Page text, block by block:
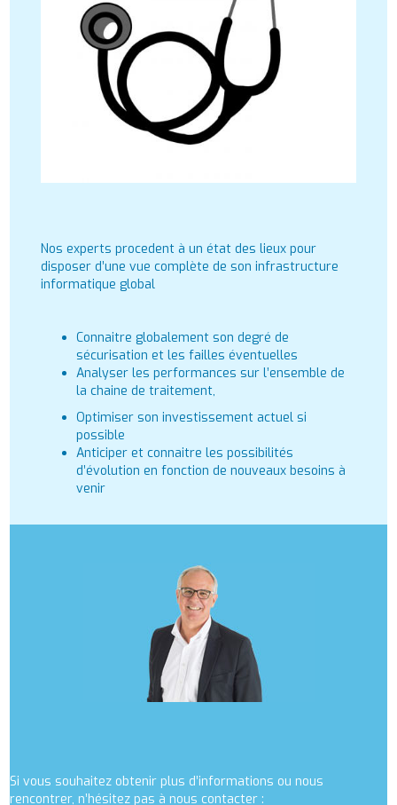
Nos experts procedent à un état des lieux pour
disposer d’une vue complète de son infrastructure
informatique global
Connaitre globalement son degré de
sécurisation et les failles éventuelles
Analyser les performances sur l’ensemble de
la chaine de traitement,
Optimiser son investissement actuel si
possible
Anticiper et connaitre les possibilités
d’évolution en fonction de nouveaux besoins à
venir
Si vous souhaitez obtenir plus d’informations ou nous
rencontrer, n’hésitez pas à nous contacter :